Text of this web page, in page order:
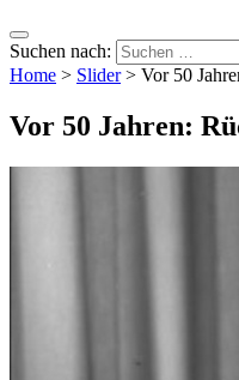
Suchen nach:
Home > Slider> Vor 50
Vor 50 Jahren: